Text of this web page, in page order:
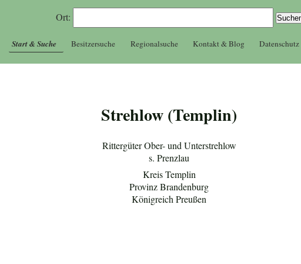
Ort:
Start & Suche Besitzersuche Regionalsuche Kontakt & Blog Datenschutz
Strehlow (Templin)
Rittergüter Ober- und Unterstrehlow
s. Prenzlau
Kreis Templin
Provinz Brandenburg
Königreich Preußen